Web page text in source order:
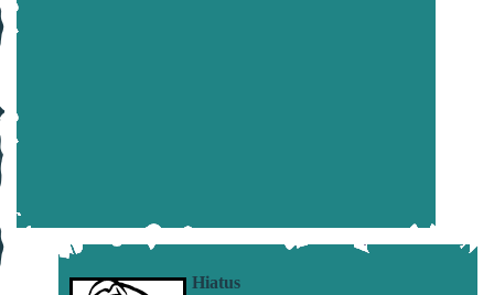
Hiatus